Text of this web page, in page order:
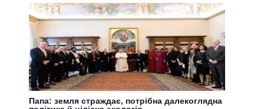
Папа: земля страждає, потрібна далекоглядна